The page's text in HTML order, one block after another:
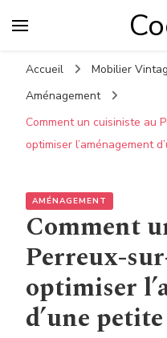
Accueil Mobilier
Aménagement
Comment un cuisiniste au
optimiser l’aménagement
AMÉNAGEMENT
Comment
Perreux-
optimiser
d’une